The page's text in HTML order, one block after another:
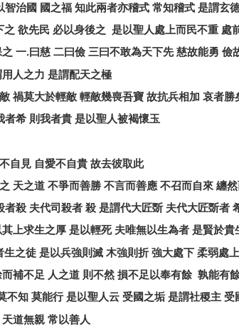
智治國 國之福 知此兩者亦稽式 常知稽式 是謂玄
之 欲先民 必以身後之 是以聖人處上而民不重 處
一.曰慈 二曰儉 三曰不敢為天下先 慈故能勇 儉
人之力 是謂配天之極
禍莫大於輕敵 輕敵幾喪吾寶 故抗兵相加 哀者勝
者希 則我者貴 是以聖人被褐懷玉
自見 自愛不自貴 故去彼取此
天之道 不爭而善勝 不言而善應 不召而自來 纏
者殺 夫代司殺者 殺 是謂代大匠斲 夫代大匠斲者
其上求生之厚 是以輕死 夫唯無以生為者 是賢於貴
生之徒 是以兵強則滅 木強則折 強大處下 柔弱處上
補不足 人之道 則不然 損不足以奉有餘 孰能有
不知 莫能行 是以聖人云 受國之垢 是謂社稷主 受
天道無親 常以善人